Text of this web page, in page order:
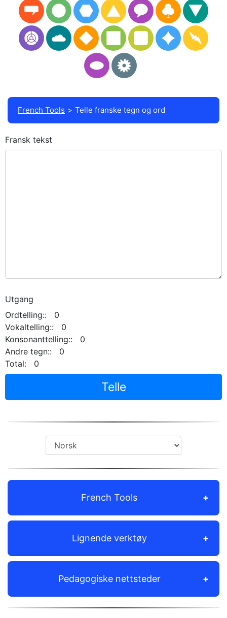
French Tools Telle franske tegn og ord
Fransk tekst
Utgang
Ordtelling:: 0
Vokaltelling:: 0
Konsonanttelling:: 0
Andre tegn:: 0
Total: 0
Telle
French Tools
Lignende verktøy
Pedagogiske nettsteder